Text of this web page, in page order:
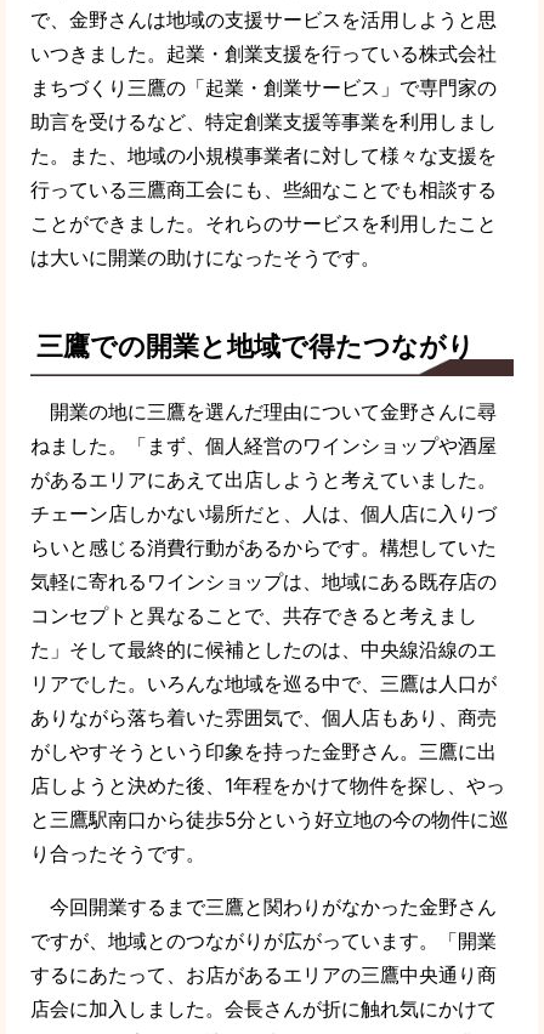
で、金野さんは地域の支援サービスを活用しようと思
いつきました。起業・創業支援を行っている株式会社
まちづくり三鷹の「起業・創業サービス」で専門家の
助言を受けるなど、特定創業支援等事業を利用しまし
た。また、地域の小規模事業者に対して様々な支援を
行っている三鷹商工会にも、些細なことでも相談する
ことができました。それらのサービスを利用したこと
は大いに開業の助けになったそうです。
三鷹での開業と地域で得たつながり
開業の地に三鷹を選んだ理由について金野さんに尋
ねました。「まず、個人経営のワインショップや酒屋
があるエリアにあえて出店しようと考えていました。
チェーン店しかない場所だと、人は、個人店に入りづ
らいと感じる消費行動があるからです。構想していた
気軽に寄れるワインショップは、地域にある既存店の
コンセプトと異なることで、共存できると考えまし
た」そして最終的に候補としたのは、中央線沿線のエ
リアでした。いろんな地域を巡る中で、三鷹は人口が
ありながら落ち着いた雰囲気で、個人店もあり、商売
がしやすそうという印象を持った金野さん。三鷹に出
店しようと決めた後、1年程をかけて物件を探し、やっ
と三鷹駅南口から徒歩5分という好立地の今の物件に巡
り合ったそうです。
今回開業するまで三鷹と関わりがなかった金野さん
ですが、地域とのつながりが広がっています。「開業
するにあたって、お店があるエリアの三鷹中央通り商
店会に加入しました。会長さんが折に触れ気にかけて